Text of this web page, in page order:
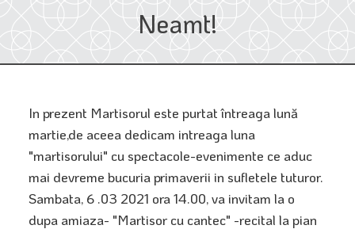
Neamt!
In prezent Martisorul este purtat întreaga lună
martie,de aceea dedicam intreaga luna
"martisorului" cu spectacole-evenimente ce aduc
mai devreme bucuria primaverii in sufletele tuturor.
Sambata, 6 .03 2021 ora 14.00, va invitam la o
dupa amiaza- "Martisor cu cantec" -recital la pian